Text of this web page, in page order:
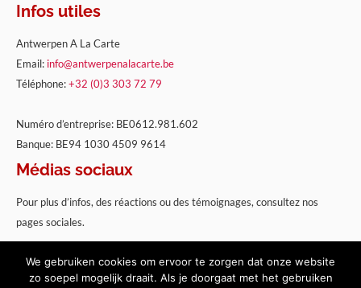
Infos utiles
Antwerpen A La Carte
Email: info@antwerpenalacarte.be
Téléphone:+32 (0)3 303 72 79
Numéro d’entreprise: BE0612.981.602
Banque: BE94 1030 4509 9614
Médias sociaux
Pour plus d’infos, des réactions ou des témoignages, consultez nos
pages sociales.
We gebruiken cookies om ervoor te zorgen dat onze website
zo soepel mogelijk draait. Als je doorgaat met het gebruiken